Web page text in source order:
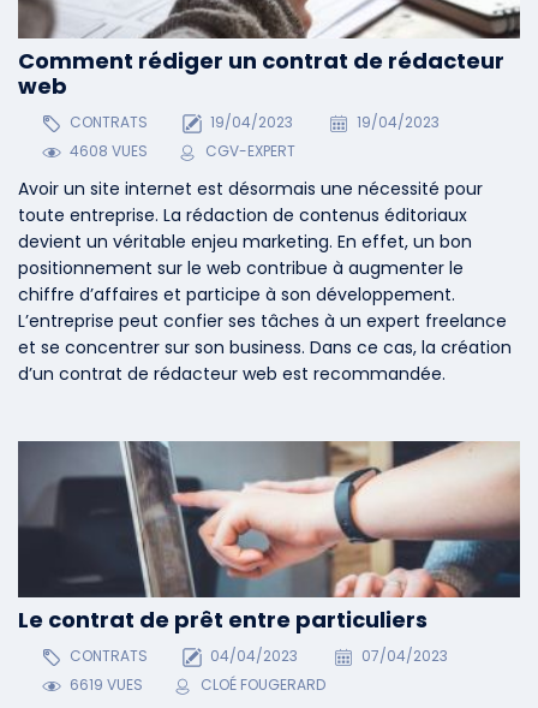
Comment rédiger un contrat de rédacteur
web
CONTRATS 19/04/2023
19/04/2023
4608 VUES
CGV-EXPERT
Avoir un site internet est désormais une nécessité pour
toute entreprise. La rédaction de contenus éditoriaux
devient un véritable enjeu marketing. En effet, un bon
positionnement sur le web contribue à augmenter le
chiffre d’affaires et participe à son développement.
L’entreprise peut confier ses tâches à un expert freelance
et se concentrer sur son business. Dans ce cas, la création
d’un contrat de rédacteur web est recommandée.
Le contrat de prêt entre particuliers
CONTRATS 04/04/2023
07/04/2023
6619 VUES
CLOÉ FOUGERARD